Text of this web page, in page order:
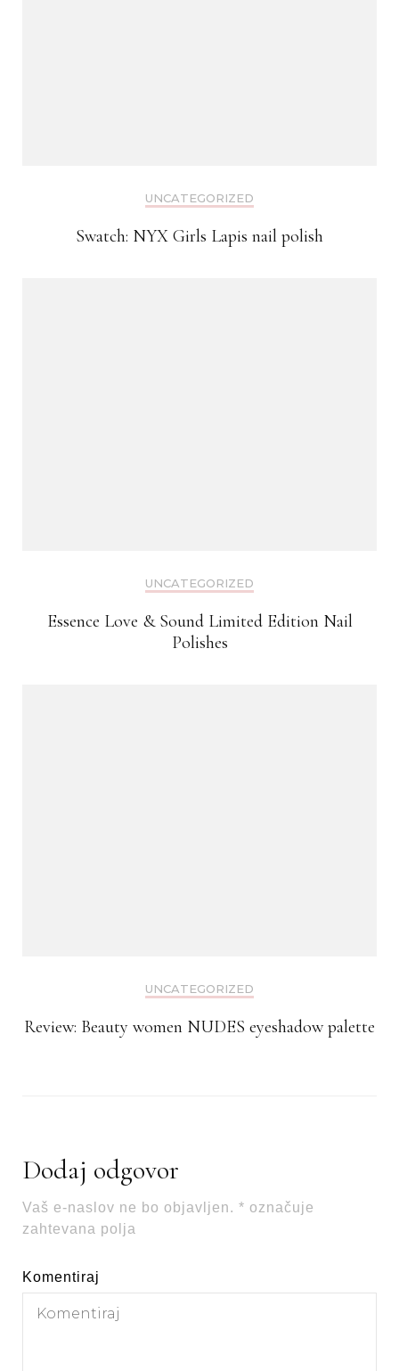
UNCATEGORIZED
Swatch: NYX Girls Lapis nail polish
UNCATEGORIZED
Essence Love & Sound Limited Edition Nail
Polishes
UNCATEGORIZED
Review: Beauty women NUDES eyeshadow palette
Dodaj odgovor
Vaš e-naslov ne bo objavljen. * označuje
zahtevana polja
Komentiraj